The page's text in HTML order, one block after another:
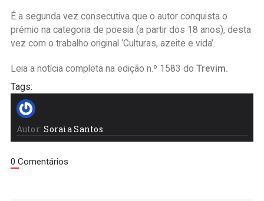
É a segunda vez consecutiva que o autor conquista o
prémio na categoria de poesia (a partir dos 18 anos), desta
vez com o trabalho original ‘Culturas, azeite e vida’.
Leia a notícia completa na edição n.º 1583 do Trevim.
Tags:
Autor: Soraia Santos
0 Comentários